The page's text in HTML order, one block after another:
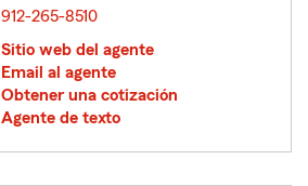
912-265-8510
Sitio web del agente
Email al agente
Obtener una cotización
Agente de texto